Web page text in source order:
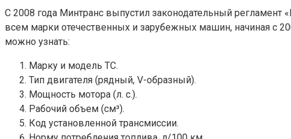
С 2008 года Минтранс выпустил законодательный
всем марки отечественных и зарубежных машин, начиная с
можно узнать:
Марку и модель ТС.
Тип двигателя (рядный, V-образный).
Мощность мотора (л. с.).
Рабочий объем (см³).
Код установленной трансмиссии.